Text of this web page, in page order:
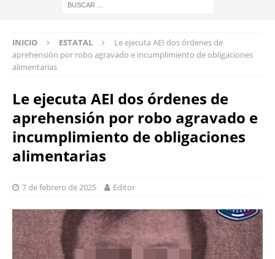
INICIO ESTATAL
Le ejecuta AEI dos órdenes de
aprehensión por robo agravado e incumplimiento de obligaciones
alimentarias
Le ejecuta AEI dos órdenes de
aprehensión por robo agravado e
incumplimiento de obligaciones
alimentarias
7 de febrero de 2025 Editor